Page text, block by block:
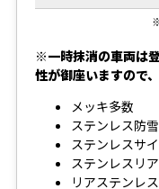
※一時抹消の車両は
性が御座いますので
メッキ多数
ステンレス防
ステンレスサ
ステンレスリ
リアステンレ